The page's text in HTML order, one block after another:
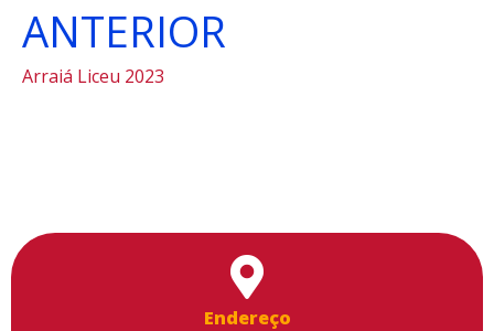
ANTERIOR
Arraiá Liceu 2023
Endereço